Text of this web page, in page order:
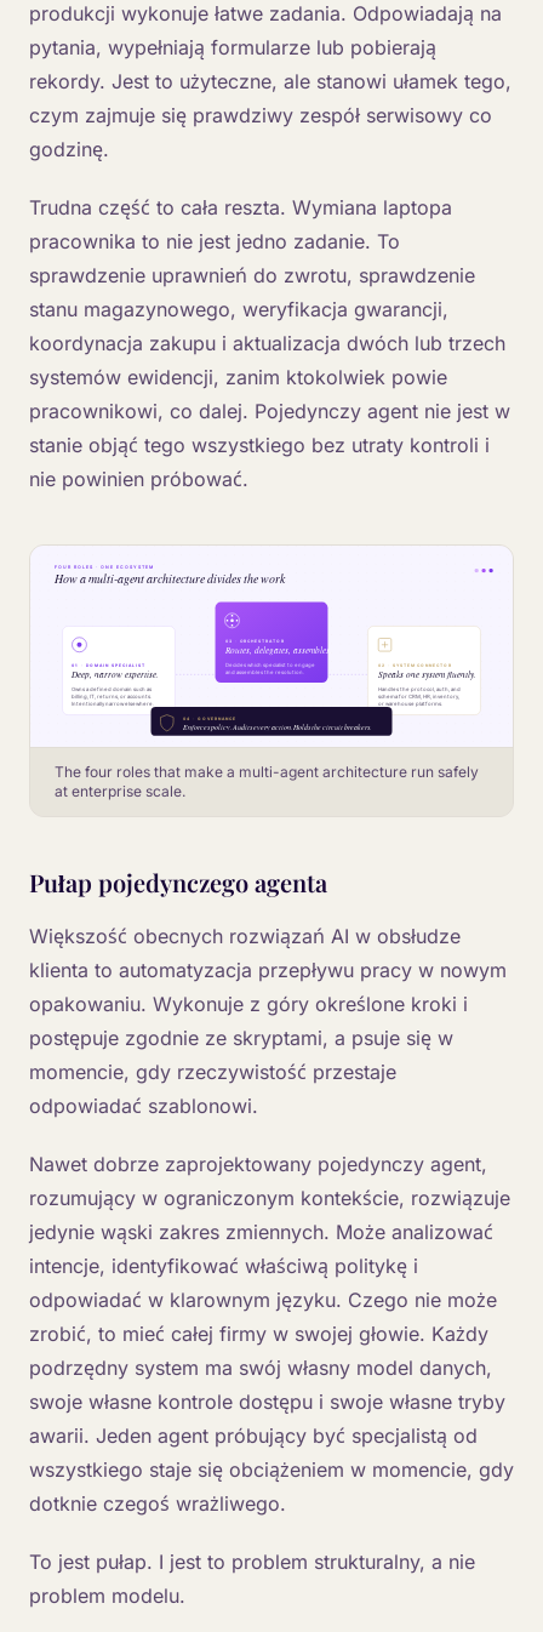
produkcji wykonuje łatwe zadania. Odpowiadają na
pytania, wypełniają formularze lub pobierają
rekordy. Jest to użyteczne, ale stanowi ułamek tego,
czym zajmuje się prawdziwy zespół serwisowy co
godzinę.
Trudna część to cała reszta. Wymiana laptopa
pracownika to nie jest jedno zadanie. To
sprawdzenie uprawnień do zwrotu, sprawdzenie
stanu magazynowego, weryfikacja gwarancji,
koordynacja zakupu i aktualizacja dwóch lub trzech
systemów ewidencji, zanim ktokolwiek powie
pracownikowi, co dalej. Pojedynczy agent nie jest w
stanie objąć tego wszystkiego bez utraty kontroli i
nie powinien próbować.
The four roles that make a multi-agent architecture run safely
at enterprise scale.
Pułap pojedynczego agenta
Większość obecnych rozwiązań AI w obsłudze
klienta to automatyzacja przepływu pracy w nowym
opakowaniu. Wykonuje z góry określone kroki i
postępuje zgodnie ze skryptami, a psuje się w
momencie, gdy rzeczywistość przestaje
odpowiadać szablonowi.
Nawet dobrze zaprojektowany pojedynczy agent,
rozumujący w ograniczonym kontekście, rozwiązuje
jedynie wąski zakres zmiennych. Może analizować
intencje, identyfikować właściwą politykę i
odpowiadać w klarownym języku. Czego nie może
zrobić, to mieć całej firmy w swojej głowie. Każdy
podrzędny system ma swój własny model danych,
swoje własne kontrole dostępu i swoje własne tryby
awarii. Jeden agent próbujący być specjalistą od
wszystkiego staje się obciążeniem w momencie, gdy
dotknie czegoś wrażliwego.
To jest pułap. I jest to problem strukturalny, a nie
problem modelu.